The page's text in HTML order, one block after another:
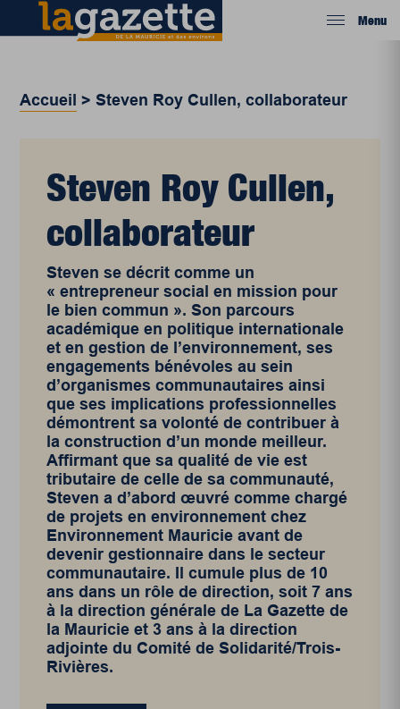
Menu
Accueil >Steven Roy Cullen, collaborateur
Steven Roy Cullen,
collaborateur
Steven se décrit comme un
« entrepreneur social en mission pour
le bien commun ». Son parcours
académique en politique internationale
et en gestion de l’environnement, ses
engagements bénévoles au sein
d’organismes communautaires ainsi
que ses implications professionnelles
démontrent sa volonté de contribuer à
la construction d’un monde meilleur.
Affirmant que sa qualité de vie est
tributaire de celle de sa communauté,
Steven a d’abord œuvré comme chargé
de projets en environnement chez
Environnement Mauricie avant de
devenir gestionnaire dans le secteur
communautaire. Il cumule plus de 10
ans dans un rôle de direction, soit 7 ans
à la direction générale de La Gazette de
la Mauricie et 3 ans à la direction
adjointe du Comité de Solidarité/Trois-
Rivières.